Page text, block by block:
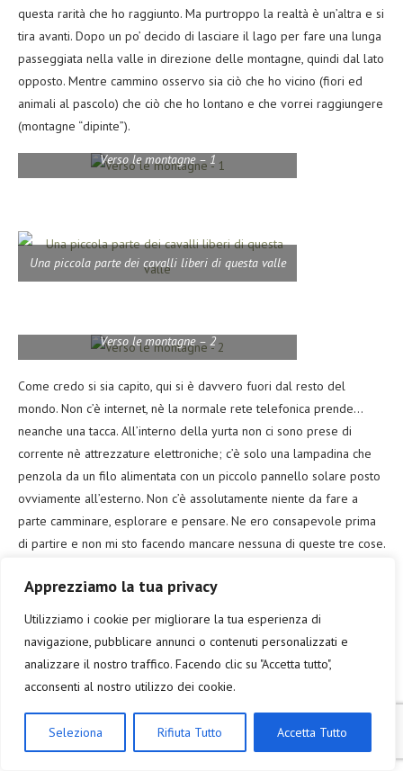
Apprezziamo la tua privacy
Utilizziamo i cookie per migliorare la tua esperienza di
navigazione, pubblicare annunci o contenuti personalizzati e
analizzare il nostro traffico. Facendo clic su "Accetta tutto",
acconsenti al nostro utilizzo dei cookie.
Seleziona Rifiuta Tutto Accetta Tutto
questa rarità che ho raggiunto. Ma purtroppo la realtà è un’altra e si
tira avanti. Dopo un po’ decido di lasciare il lago per fare una lunga
passeggiata nella valle in direzione delle montagne, quindi dal lato
opposto. Mentre cammino osservo sia ciò che ho vicino (fiori ed
animali al pascolo) che ciò che ho lontano e che vorrei raggiungere
(montagne “dipinte”).
Verso le montagne – 1
Una piccola parte dei cavalli liberi di questa valle
Verso le montagne – 2
Come credo si sia capito, qui si è davvero fuori dal resto del
mondo. Non c’è internet, nè la normale rete telefonica prende…
neanche una tacca. All’interno della yurta non ci sono prese di
corrente nè attrezzature elettroniche; c’è solo una lampadina che
penzola da un filo alimentata con un piccolo pannello solare posto
ovviamente all’esterno. Non c’è assolutamente niente da fare a
parte camminare, esplorare e pensare. Ne ero consapevole prima
di partire e non mi sto facendo mancare nessuna di queste tre cose.
una giornata è un toccasana avere ritmi lentissimi, lunghi periodi di
silenzio e di totale relax. Alla fine alle montagne ci arrivo, ma
decido di non arrampicarmi fino alla vetta, così cambio strada
rispetto all’andata e torno indietro pian piano. Giungo così all’ora di
cena e mi ritrovo nella yurta ristorante, per terra, a mangiare ciò